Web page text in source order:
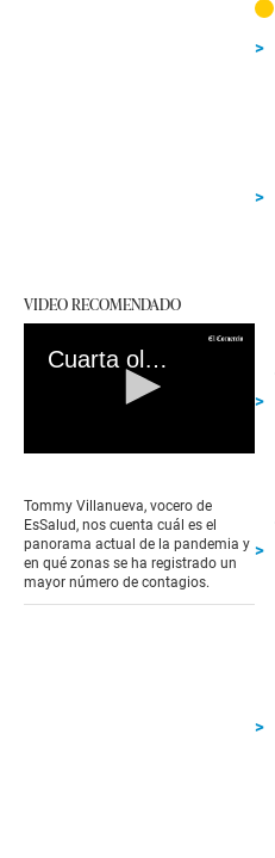
VIDEO RECOMENDADO
Cuarta ola del COVID-19: conoce cuáles son los distritos y regiones con mayor número de contagios, según EsSalud
of
0
seconds
Tommy Villanueva, vocero de
EsSalud, nos cuenta cuál es el
panorama actual de la pandemia y
en qué zonas se ha registrado un
mayor número de contagios.